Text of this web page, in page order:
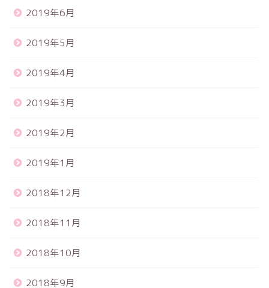
2019年6月
2019年5月
2019年4月
2019年3月
2019年2月
2019年1月
2018年12月
2018年11月
2018年10月
2018年9月